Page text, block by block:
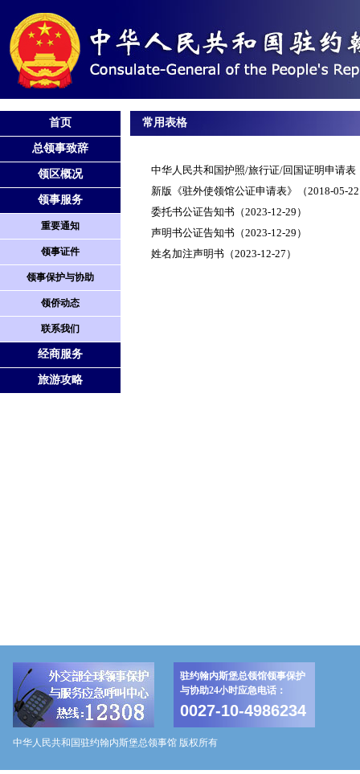
首页
总领事致辞
领区概况
领事服务
重要通知
领事证件
领事保护与协助
领侨动态
联系我们
经商服务
旅游攻略
常用表格
中华人民共和国护照/旅行证/回国证明申请表
新版《驻外使领馆公证申请表》
（2018-05-
委托书公证告知书 （2023-12-29）
声明书公证告知书 （2023-12-29）
姓名加注声明书 （2023-12-27）
驻约翰内斯堡总领馆领事保护
与协助24小时应急电话：
0027-10-4986234
中华人民共和国驻约翰内斯堡总领事馆 版权所有